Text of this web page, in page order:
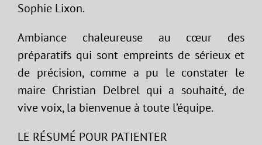
Sophie Lixon.
Ambiance chaleureuse au cœur des
préparatifs qui sont empreints de sérieux et
de précision, comme a pu le constater le
maire Christian Delbrel qui a souhaité, de
vive voix, la bienvenue à toute l’équipe.
LE RÉSUMÉ POUR PATIENTER